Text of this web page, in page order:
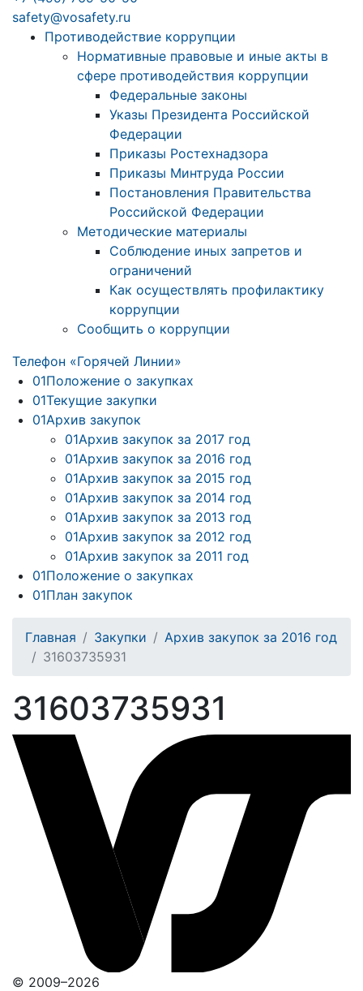
safety@vosafety.ru
Противодействие коррупции
Нормативные правовые и иные акты в
сфере противодействия коррупции
Федеральные законы
Указы Президента Российской
Федерации
Приказы Ростехнадзора
Приказы Минтруда России
Постановления Правительства
Российской Федерации
Методические материалы
Соблюдение иных запретов и
ограничений
Как осуществлять профилактику
коррупции
Сообщить о коррупции
Телефон «Горячей Линии»
01Положение о закупках
01Текущие закупки
01Архив закупок
01Архив закупок за 2017 год
01Архив закупок за 2016 год
01Архив закупок за 2015 год
01Архив закупок за 2014 год
01Архив закупок за 2013 год
01Архив закупок за 2012 год
01Архив закупок за 2011 год
01Положение о закупках
01План закупок
Главная Закупки
Архив закупок за 2016 год
31603735931
31603735931
© 2009–2026